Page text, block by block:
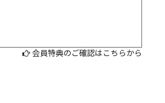
会員特典のご確認はこちらから